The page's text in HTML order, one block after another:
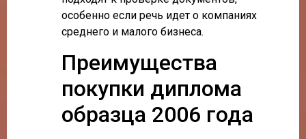
особенно если речь идет о компаниях
среднего и малого бизнеса.
Преимущества
покупки диплома
образца 2006 года